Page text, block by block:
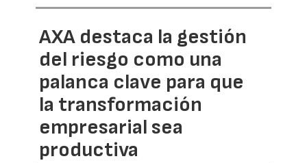
AXA destaca la gestión
del riesgo como una
palanca clave para que
la transformación
empresarial sea
productiva